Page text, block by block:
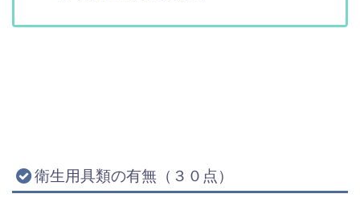
衛生用具類の有無（３０点）